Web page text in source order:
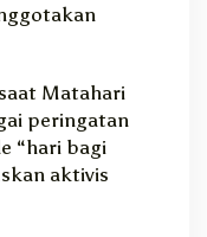
Matahari
peringatan
“hari bagi
aktivis